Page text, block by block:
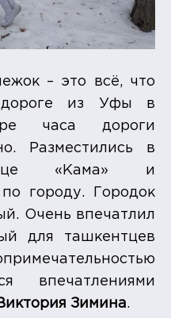
– это всё, что
из Уфы в
часа дороги
Разместились в
«Кама» и
городу. Городок
Очень впечатлил
для ташкентцев
впечатлениями
Зимина.